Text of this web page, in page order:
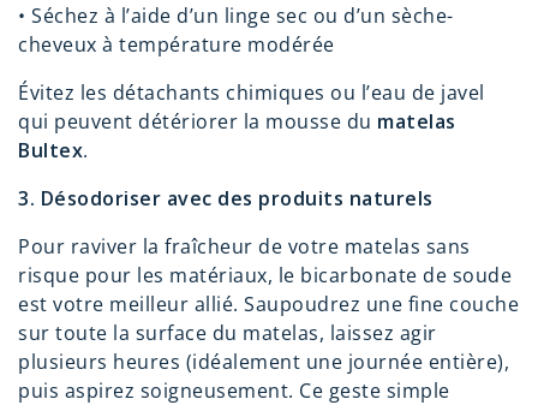
• Séchez à l’aide d’un linge sec ou d’un sèche-
cheveux à température modérée
Évitez les détachants chimiques ou l’eau de javel
qui peuvent détériorer la mousse du matelas
Bultex.
3. Désodoriser avec des produits naturels
Pour raviver la fraîcheur de votre matelas sans
risque pour les matériaux, le bicarbonate de soude
est votre meilleur allié. Saupoudrez une fine couche
sur toute la surface du matelas, laissez agir
plusieurs heures (idéalement une journée entière),
puis aspirez soigneusement. Ce geste simple